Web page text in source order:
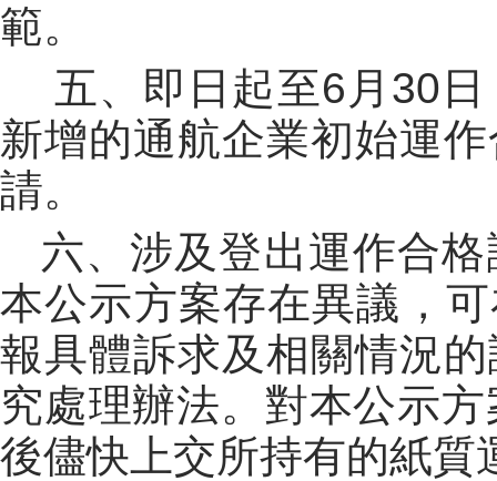
範。
五、即日起至6月30日
新增的通航企業初始運
請。
六、涉及登出運作合格
本公示方案存在異議，
報具體訴求及相關情況
究處理辦法。對本公示
後儘快上交所持有的紙質